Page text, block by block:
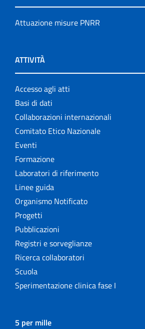
Attuazione misure PNRR
ATTIVITÀ
Accesso agli atti
Basi di dati
Collaborazioni internazionali
Comitato Etico Nazionale
Eventi
Formazione
Laboratori di riferimento
Linee guida
Organismo Notificato
Progetti
Pubblicazioni
Registri e sorveglianze
Ricerca collaboratori
Scuola
Sperimentazione clinica fase I
5 per mille